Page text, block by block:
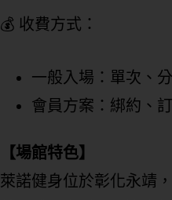
💰 收費方式：
一般入場：單次、
會員方案：綁約、
【場館特色】
萊諾健身位於彰化永靖